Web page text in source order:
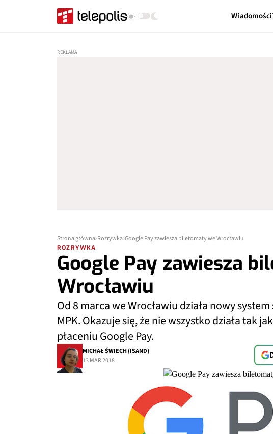
Wiadomości
Strona główna Rozrywka Google Pay zawiesza biletomaty we Wrocławiu
ROZRYWKA
Google Pay zawiesza
Wrocławiu
Od 8 marca we Wrocławiu działa nowy
MPK. Okazuje się, że nie wszystko działa tak
płaceniu Google Pay.
MICHAŁ ŚWIECH (ISAND)
13 MAR 2018